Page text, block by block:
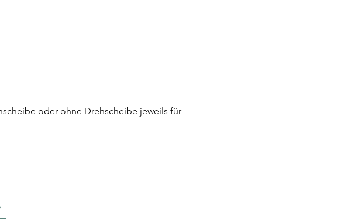
oder ohne Drehscheibe jeweils für